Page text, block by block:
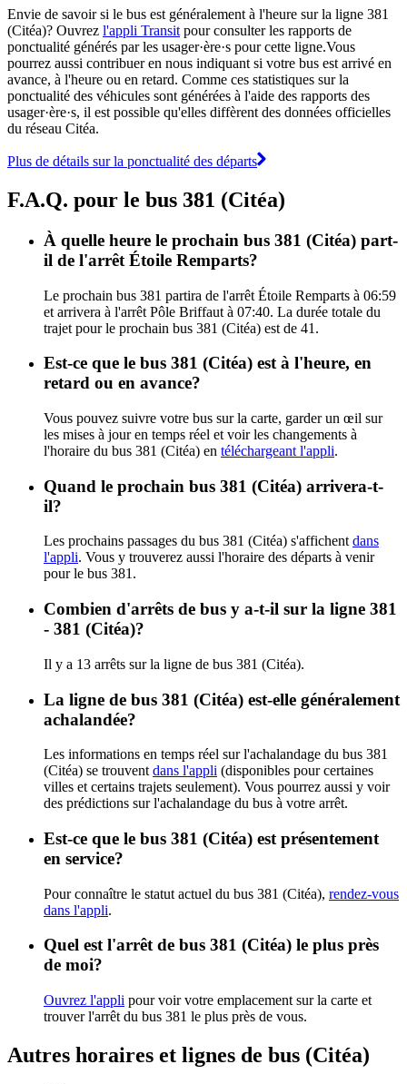
Envie de savoir si le bus est généralement à l'heure sur la ligne 381
(Citéa)? Ouvrez l'appli Transit pour consulter les rapports de
ponctualité générés par les usager·ère·s pour cette ligne.Vous
pourrez aussi contribuer en nous indiquant si votre bus est arrivé en
avance, à l'heure ou en retard. Comme ces statistiques sur la
ponctualité des véhicules sont générées à l'aide des rapports des
usager·ère·s, il est possible qu'elles diffèrent des données officielles
du réseau Citéa.
Plus de détails sur la ponctualité des départs
F.A.Q. pour le bus 381 (Citéa)
À quelle heure le prochain bus 381 (Citéa) part-
il de l'arrêt Étoile Remparts?
Le prochain bus 381 partira de l'arrêt Étoile Remparts à 06:59
et arrivera à l'arrêt Pôle Briffaut à 07:40. La durée totale du
trajet pour le prochain bus 381 (Citéa) est de 41.
Est-ce que le bus 381 (Citéa) est à l'heure, en
retard ou en avance?
Vous pouvez suivre votre bus sur la carte, garder un œil sur
les mises à jour en temps réel et voir les changements à
l'horaire du bus 381 (Citéa) en téléchargeant l'appli.
Quand le prochain bus 381 (Citéa) arrivera-t-
il?
Les prochains passages du bus 381 (Citéa) s'affichent dans
l'appli. Vous y trouverez aussi l'horaire des départs à venir
pour le bus 381.
Combien d'arrêts de bus y a-t-il sur la ligne 381
- 381 (Citéa)?
Il y a 13 arrêts sur la ligne de bus 381 (Citéa).
La ligne de bus 381 (Citéa) est-elle généralement
achalandée?
Les informations en temps réel sur l'achalandage du bus 381
(Citéa) se trouvent dans l'appli (disponibles pour certaines
villes et certains trajets seulement). Vous pourrez aussi y voir
des prédictions sur l'achalandage du bus à votre arrêt.
Est-ce que le bus 381 (Citéa) est présentement
en service?
Pour connaître le statut actuel du bus 381 (Citéa), rendez-vous
dans l'appli.
Quel est l'arrêt de bus 381 (Citéa) le plus près
de moi?
Ouvrez l'appli pour voir votre emplacement sur la carte et
trouver l'arrêt du bus 381 le plus près de vous.
Autres horaires et lignes de bus (Citéa)